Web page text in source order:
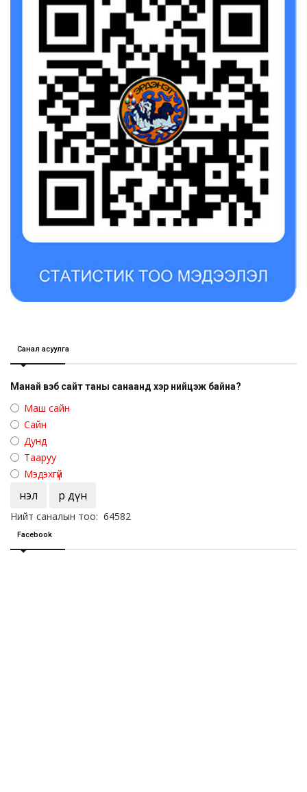
Санал асуулга
Манай вэб сайт таны санаанд хэр нийцэж байна?
Маш сайн
Сайн
Дунд
Тааруу
Мэдэхгүй
Үнэл Үр дүн
Нийт саналын тоо: 64582
Facebook